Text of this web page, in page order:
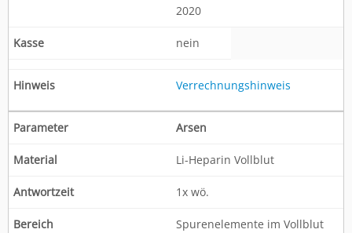
2020
nein
Verrechnungshinweis
Arsen
Li-Heparin Vollblut
1x wö.
Spurenelemente im Vollblut